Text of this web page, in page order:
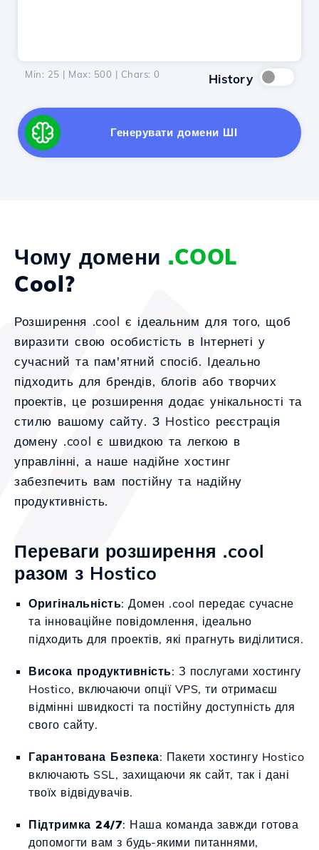
Min: 25 | Max: 500 | Chars: 0 History
Генерувати домени ШІ
Чому домени .COOL
Cool?
Розширення .cool є ідеальним для того, щоб
виразити свою особистість в Інтернеті у
сучасний та пам'ятний спосіб. Ідеально
підходить для брендів, блогів або творчих
проектів, це розширення додає унікальності та
стилю вашому сайту. З Hostico реєстрація
домену .cool є швидкою та легкою в
управлінні, а наше надійне хостинг
забезпечить вам постійну та надійну
продуктивність.
Переваги розширення .cool
разом з Hostico
Оригінальність: Домен .cool передає сучасне
та інноваційне повідомлення, ідеально
підходить для проектів, які прагнуть виділитися.
Висока продуктивність: З послугами хостингу
Hostico, включаючи опції VPS, ти отримаєш
відмінні швидкості та постійну доступність для
свого сайту.
Гарантована Безпека: Пакети хостингу Hostico
включають SSL, захищаючи як сайт, так і дані
твоїх відвідувачів.
Підтримка 24/7: Наша команда завжди готова
допомогти вам з будь-якими питаннями,